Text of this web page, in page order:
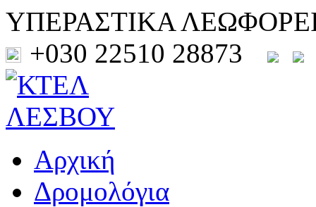
ΥΠΕΡΑΣΤΙΚΑ
+030 22510 28873
Αρχική
Δρομολόγια